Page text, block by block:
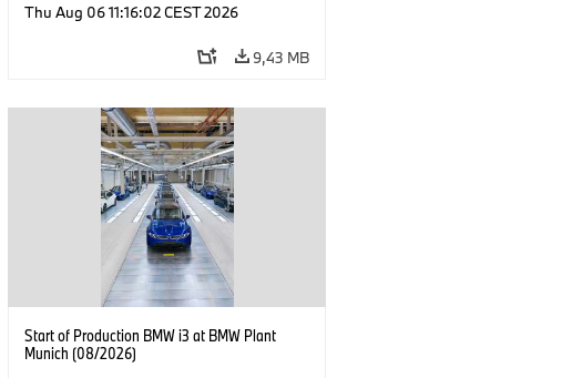
Thu Aug 06 11:16:02 CEST 2026
9,43 MB
Start of Production BMW i3 at BMW Plant
Munich (08/2026)